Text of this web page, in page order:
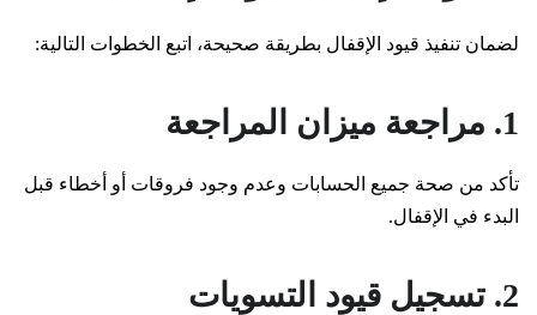
لضمان تنفيذ قيود الإقفال بطريقة صحيحة، اتبع الخطوات التالية:
1. مراجعة ميزان المراجعة
تأكد من صحة جميع الحسابات وعدم وجود فروقات أو أخطاء قبل
البدء في الإقفال.
2. تسجيل قيود التسويات